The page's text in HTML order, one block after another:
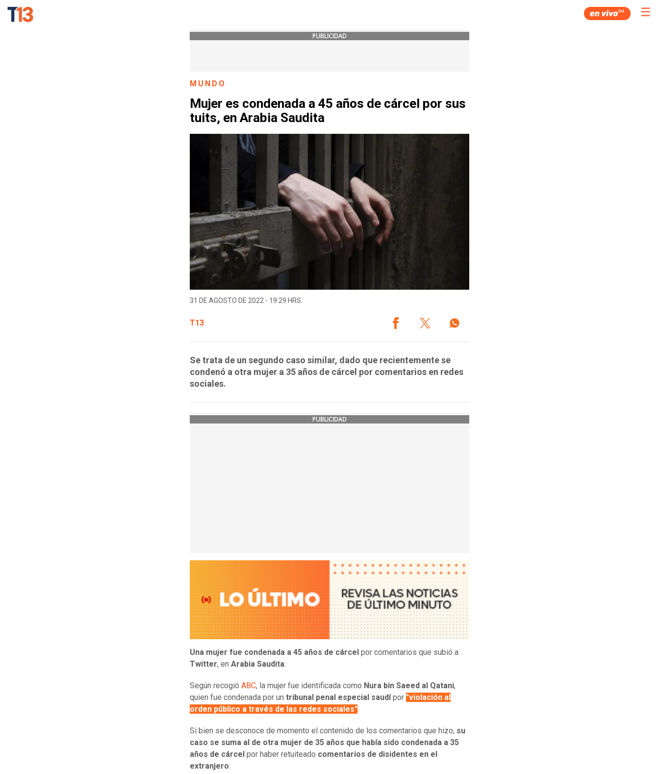
☰
PUBLICIDAD
MUNDO
Mujer es condenada a 45 años de cárcel por sus
tuits, en Arabia Saudita
31 DE AGOSTO DE 2022 - 19:29 HRS.
T13
Se trata de un segundo caso similar, dado que recientemente se
condenó a otra mujer a 35 años de cárcel por comentarios en redes
sociales.
PUBLICIDAD
Una mujer fue condenada a 45 años de cárcel por comentarios que subió a
Twitter, en Arabia Saudita.
Según recogió ABC, la mujer fue identificada como Nura bin Saeed al Qatani,
quien fue condenada por un tribunal penal especial saudípor "violación al
orden público a través de las redes sociales".
Si bien se desconoce de momento el contenido de los comentarios que hizo, su
caso se suma al de otra mujer de 35 años que había sido condenada a 35
años de cárcel por haber retuiteado comentarios de disidentes en el
extranjero.